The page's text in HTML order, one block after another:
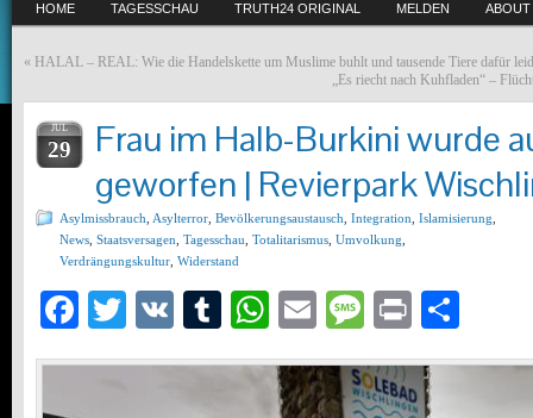
HOME TAGESSCHAU TRUTH24 ORIGINAL MELDEN ABOUT
« HALAL – REAL: Wie die Handelskette um Muslime buhlt und tausende Tiere dafür
„Es riecht nach Kuhfladen“ –
JUL
29
Frau im Halb-Burkini wurde
geworfen | Revierpark
Asylmissbrauch Asylterror Bevölkerungsaustausch Integration Islamisierung
News Staatsversagen Tagesschau Totalitarismus Umvolkung
Verdrängungskultur Widerstand
Facebook
Twitter
VK Tumblr
WhatsApp
EmailMessage
Print